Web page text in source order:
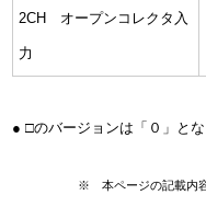
2CH オープンコレクタ入
力
● □のバージョンは「０」とな
※ 本ページの記載内容